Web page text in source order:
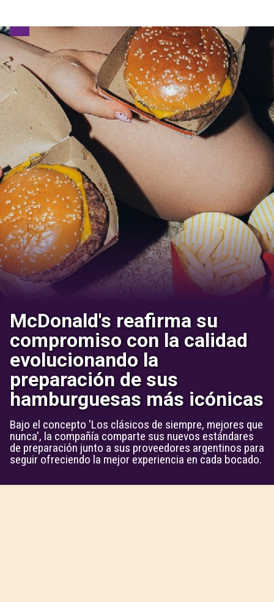
McDonald's reafirma su
compromiso con la calidad
evolucionando la
preparación de sus
hamburguesas más icónicas
Bajo el concepto 'Los clásicos de siempre, mejores que
nunca', la compañía comparte sus nuevos estándares
de preparación junto a sus proveedores argentinos para
seguir ofreciendo la mejor experiencia en cada bocado.